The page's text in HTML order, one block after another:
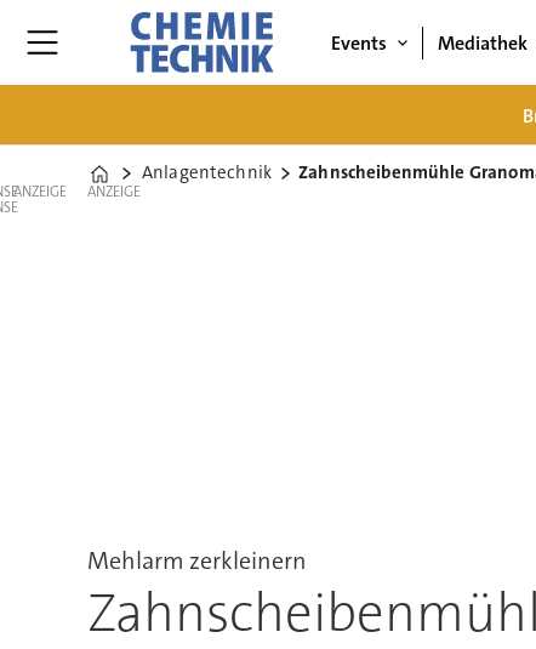
Events Mediathek
Home
Anlagentechnik Zahnscheibenmühle
ANZEIGE ANZEIGE
Mehlarm zerkleinern